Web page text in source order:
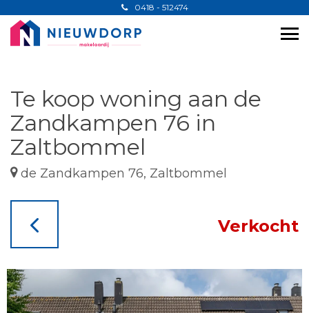
0418 - 512474
Te koop woning aan de
Zandkampen 76 in
Zaltbommel
de Zandkampen 76, Zaltbommel
Verkocht